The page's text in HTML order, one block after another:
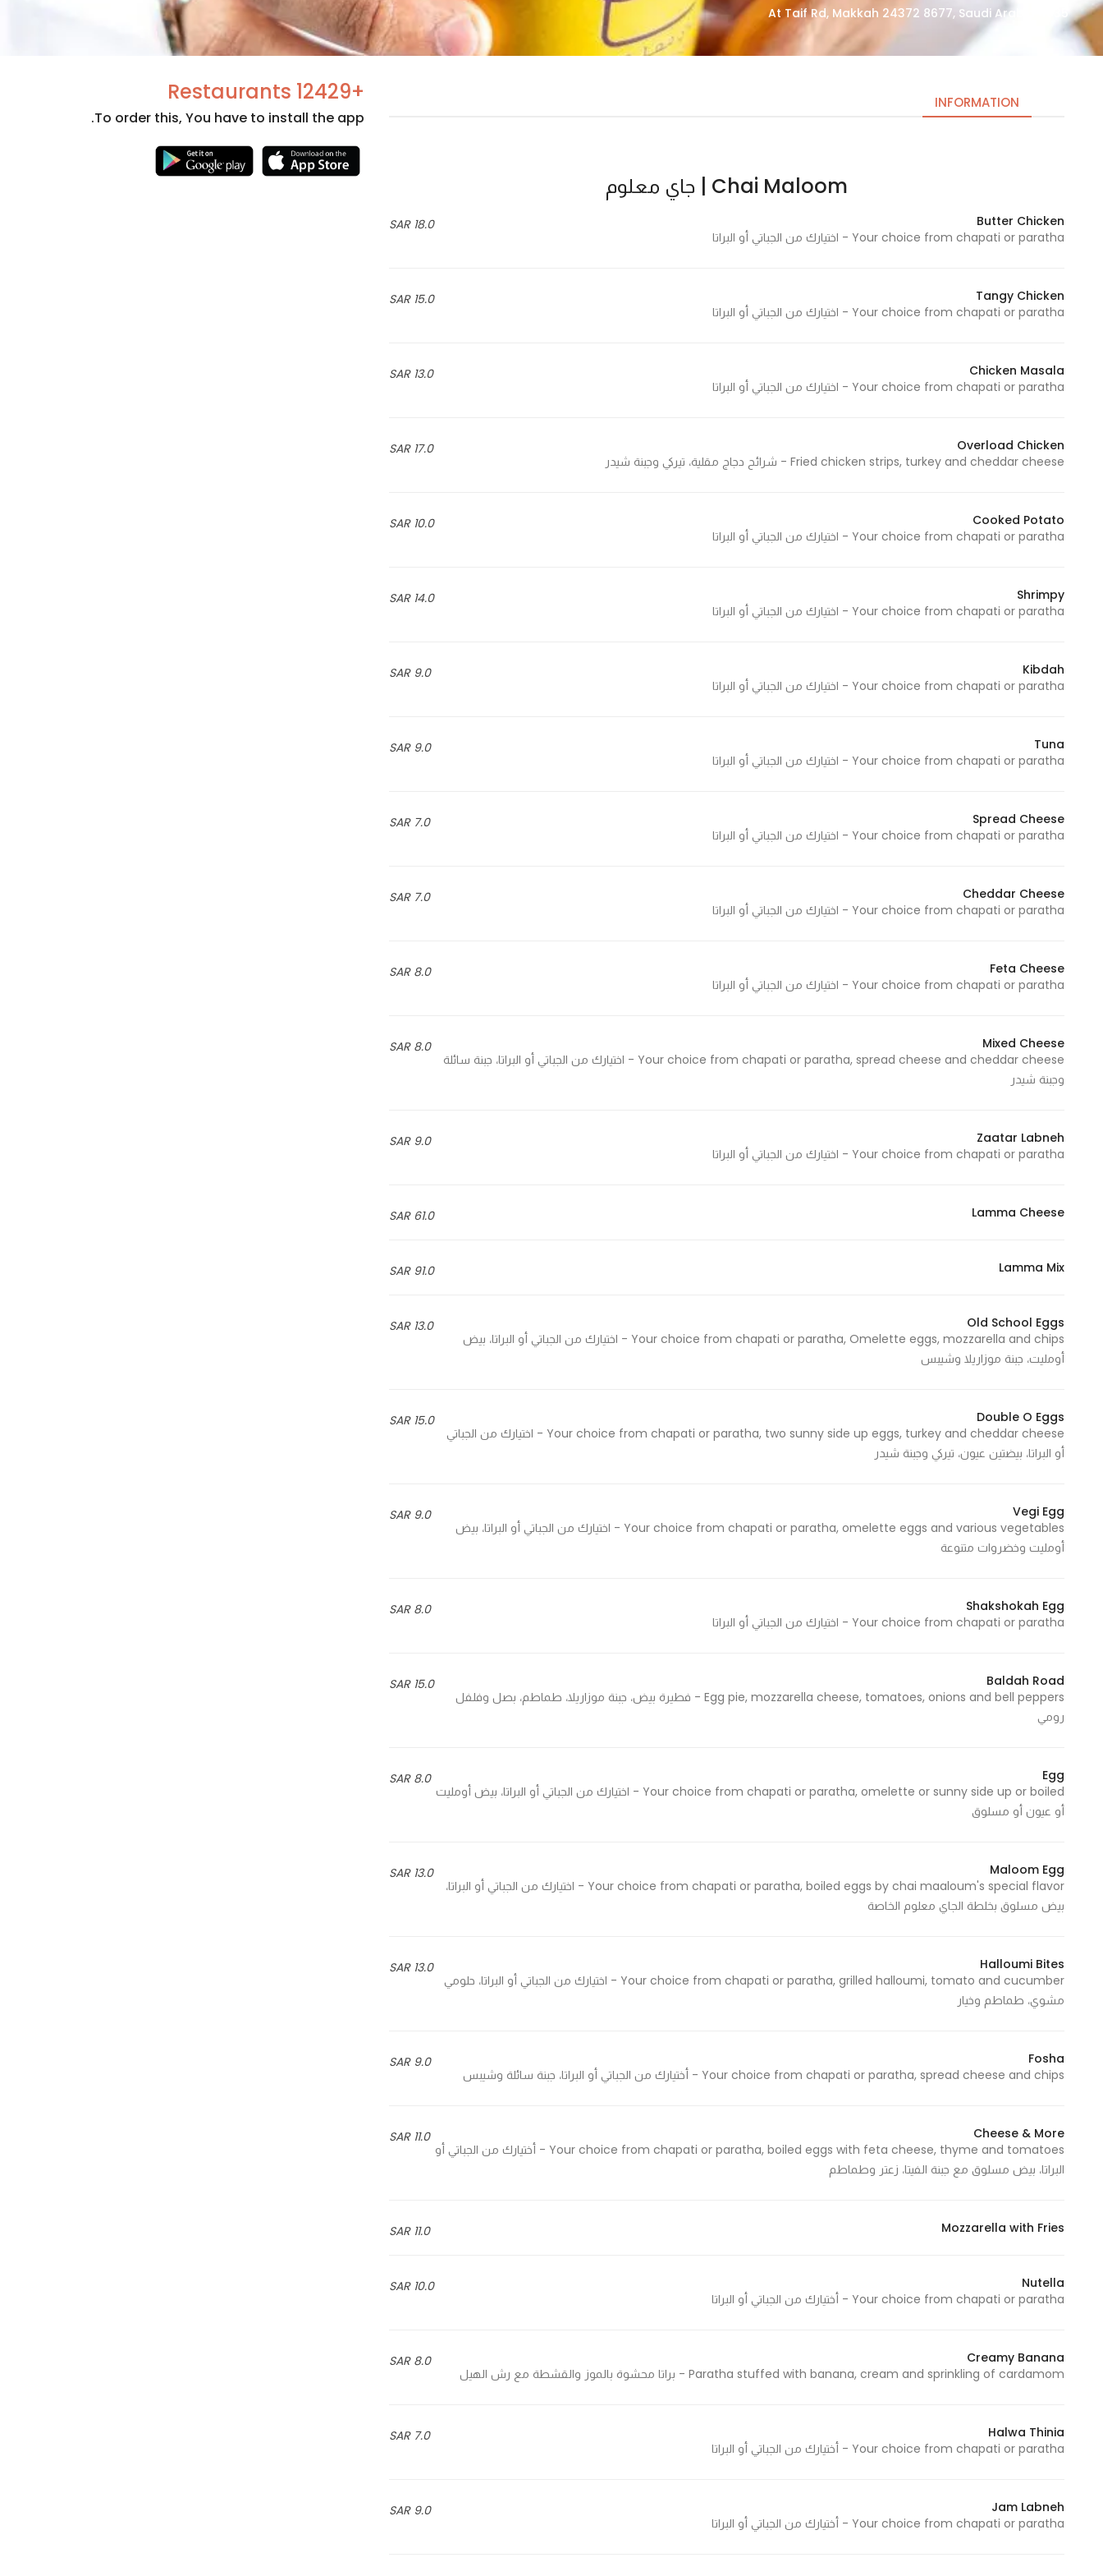
4635 At Taif Rd, Makkah 24372 8677, Saudi Arabia
INFORMATION
Chai Maloom | جاي معلوم
18.0 SAR
Butter Chicken
Your choice from chapati or paratha - اختيارك من الجباتي أو البراتا
15.0 SAR
Tangy Chicken
Your choice from chapati or paratha - اختيارك من الجباتي أو البراتا
13.0 SAR
Chicken Masala
Your choice from chapati or paratha - اختيارك من الجباتي أو البراتا
17.0 SAR
Overload Chicken
Fried chicken strips, turkey and cheddar cheese - شرائح دجاج مقلية، تيركي وجبنة شيدر
10.0 SAR
Cooked Potato
Your choice from chapati or paratha - اختيارك من الجباتي أو البراتا
14.0 SAR
Shrimpy
Your choice from chapati or paratha - اختيارك من الجباتي أو البراتا
9.0 SAR
Kibdah
Your choice from chapati or paratha - اختيارك من الجباتي أو البراتا
9.0 SAR
Tuna
Your choice from chapati or paratha - اختيارك من الجباتي أو البراتا
7.0 SAR
Spread Cheese
Your choice from chapati or paratha - اختيارك من الجباتي أو البراتا
7.0 SAR
Cheddar Cheese
Your choice from chapati or paratha - اختيارك من الجباتي أو البراتا
8.0 SAR
Feta Cheese
Your choice from chapati or paratha - اختيارك من الجباتي أو البراتا
8.0 SAR
Mixed Cheese
Your choice from chapati or paratha, spread cheese and cheddar cheese - اختيارك من الجباتي أو البراتا، جبنة سائلة
وجبنة شيدر
9.0 SAR
Zaatar Labneh
Your choice from chapati or paratha - اختيارك من الجباتي أو البراتا
61.0 SAR Lamma Cheese
91.0 SAR Lamma Mix
13.0 SAR
Old School Eggs
Your choice from chapati or paratha, Omelette eggs, mozzarella and chips - اختيارك من الجباتي أو البراتا، بيض
أومليت، جبنة موزاريلا وشيبس
15.0 SAR
Double O Eggs
Your choice from chapati or paratha, two sunny side up eggs, turkey and cheddar cheese - اختيارك من الجباتي
أو البراتا، بيضتين عيون، تيركي وجبنة شيدر
9.0 SAR
Vegi Egg
Your choice from chapati or paratha, omelette eggs and various vegetables - اختيارك من الجباتي أو البراتا، بيض
أومليت وخضروات متنوعة
8.0 SAR
Shakshokah Egg
Your choice from chapati or paratha - اختيارك من الجباتي أو البراتا
15.0 SAR
Baldah Road
Egg pie, mozzarella cheese, tomatoes, onions and bell peppers - فطيرة بيض، جبنة موزاريلا، طماطم، بصل وفلفل
رومي
8.0 SAR
Egg
Your choice from chapati or paratha, omelette or sunny side up or boiled - اختيارك من الجباتي أو البراتا، بيض أومليت
أو عيون أو مسلوق
13.0 SAR
Maloom Egg
Your choice from chapati or paratha, boiled eggs by chai maaloum's special flavor - اختيارك من الجباتي أو البراتا،
بيض مسلوق بخلطة الجاي معلوم الخاصة
13.0 SAR
Halloumi Bites
Your choice from chapati or paratha, grilled halloumi, tomato and cucumber - اختيارك من الجباتي أو البراتا، حلومي
مشوي، طماطم وخيار
9.0 SAR
Fosha
Your choice from chapati or paratha, spread cheese and chips - أختيارك من الجباتي أو البراتا، جبنة سائلة وشيبس
11.0 SAR
Cheese & More
Your choice from chapati or paratha, boiled eggs with feta cheese, thyme and tomatoes - أختيارك من الجباتي أو
البراتا، بيض مسلوق مع جبنة الفيتا، زعتر وطماطم
11.0 SAR Mozzarella with Fries
10.0 SAR
Nutella
Your choice from chapati or paratha - أختيارك من الجباتي أو البراتا
8.0 SAR
Creamy Banana
Paratha stuffed with banana, cream and sprinkling of cardamom - براتا محشوة بالموز والقشطة مع رش الهيل
7.0 SAR
Halwa Thinia
Your choice from chapati or paratha - أختيارك من الجباتي أو البراتا
9.0 SAR
Jam Labneh
Your choice from chapati or paratha - أختيارك من الجباتي أو البراتا
+12429 Restaurants
To order this, You have to install the app.
cookies
are not
needed
function.
In order for
us to
website's
structure,
based on
used.
In order for
as well as
possible
refuse
these
functionality
from the
website.
By sharing
your
increase the
personalized
content and
offers.